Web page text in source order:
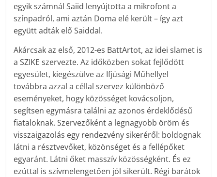
egyik számnál Saiid lenyújtotta a mikrofont a
színpadról, ami aztán Doma elé került – így azt
együtt adták elő Saiddal.
Akárcsak az első, 2012-es BattArtot, az idei slamet is
a SZIKE szervezte. Az időközben sokat fejlődött
egyesület, kiegészülve az Ifjúsági Műhellyel
továbbra azzal a céllal szervez különböző
eseményeket, hogy közösséget kovácsoljon,
segítsen egymásra találni az azonos érdeklődésű
fiataloknak. Szervezőként a legnagyobb öröm és
visszaigazolás egy rendezvény sikeréről: boldognak
látni a résztvevőket, közönséget és a fellépőket
egyaránt. Látni őket masszív közösségként. És ez
ezúttal is szívmelengetően jól sikerült. Régi barátok